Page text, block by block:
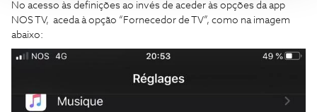
No acesso às definições ao invés de aceder às opções da app
NOS TV, aceda à opção “Fornecedor de TV”, como na imagem
abaixo: